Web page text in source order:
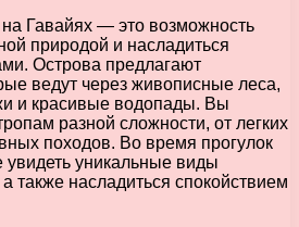
на Гавайях — это возможность
природой и насладиться
Острова предлагают
ведут через живописные леса,
и красивые водопады. Вы
разной сложности, от легких
походов. Во время прогулок
уникальные виды
также насладиться спокойствием